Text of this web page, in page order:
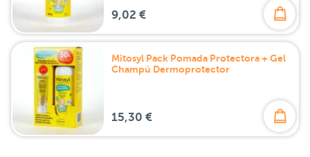
9,02 €
Mitosyl Pack Pomada Protectora + Gel
Champú Dermoprotector
15,30 €